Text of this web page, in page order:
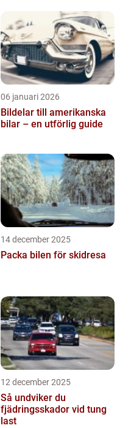
06 januari 2026
Bildelar till amerikanska
bilar – en utförlig guide
14 december 2025
Packa bilen för skidresa
12 december 2025
Så undviker du
fjädringsskador vid tung
last